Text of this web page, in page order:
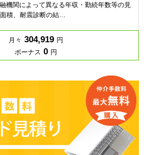
機関によって異なる年収・勤続年数等の見
積、耐震診断の結…
月々 304,919 円
ボーナス 0 円